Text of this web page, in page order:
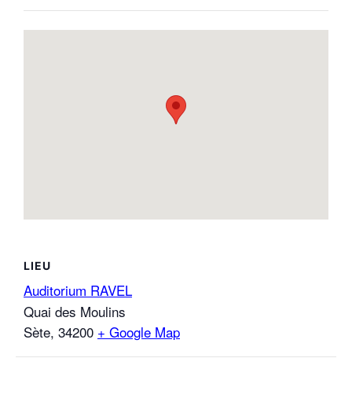
LIEU
Auditorium RAVEL
Quai des Moulins
Sète, 34200 + Google Map